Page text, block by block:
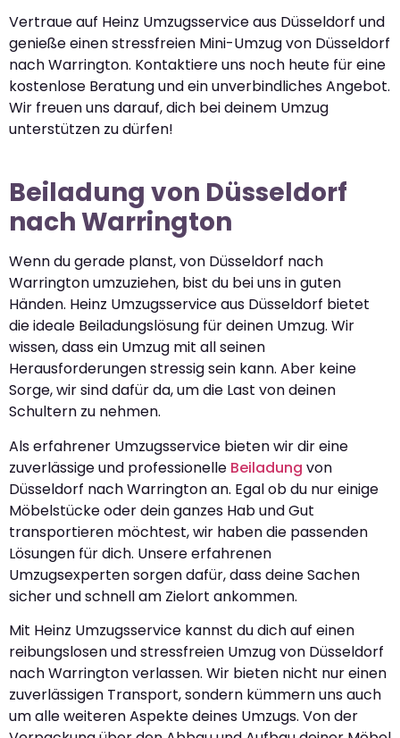
Vertraue auf Heinz Umzugsservice aus Düsseldorf und
genieße einen stressfreien Mini-Umzug von Düsseldorf
nach Warrington. Kontaktiere uns noch heute für eine
kostenlose Beratung und ein unverbindliches Angebot.
Wir freuen uns darauf, dich bei deinem Umzug
unterstützen zu dürfen!
Beiladung von Düsseldorf
nach Warrington
Wenn du gerade planst, von Düsseldorf nach
Warrington umzuziehen, bist du bei uns in guten
Händen. Heinz Umzugsservice aus Düsseldorf bietet
die ideale Beiladungslösung für deinen Umzug. Wir
wissen, dass ein Umzug mit all seinen
Herausforderungen stressig sein kann. Aber keine
Sorge, wir sind dafür da, um die Last von deinen
Schultern zu nehmen.
Als erfahrener Umzugsservice bieten wir dir eine
zuverlässige und professionelle Beiladung von
Düsseldorf nach Warrington an. Egal ob du nur einige
Möbelstücke oder dein ganzes Hab und Gut
transportieren möchtest, wir haben die passenden
Lösungen für dich. Unsere erfahrenen
Umzugsexperten sorgen dafür, dass deine Sachen
sicher und schnell am Zielort ankommen.
Mit Heinz Umzugsservice kannst du dich auf einen
reibungslosen und stressfreien Umzug von Düsseldorf
nach Warrington verlassen. Wir bieten nicht nur einen
zuverlässigen Transport, sondern kümmern uns auch
um alle weiteren Aspekte deines Umzugs. Von der